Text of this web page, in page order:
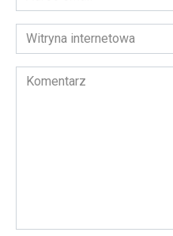
email
*Witryna
internetowa
Komentarz